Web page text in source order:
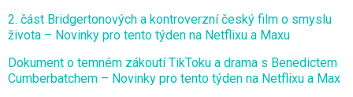
2. část Bridgertonových a kontroverzní český film o smyslu
života – Novinky pro tento týden na Netflixu a Maxu
Dokument o temném zákoutí TikToku a drama s Benedictem
Cumberbatchem – Novinky pro tento týden na Netflixu a Max